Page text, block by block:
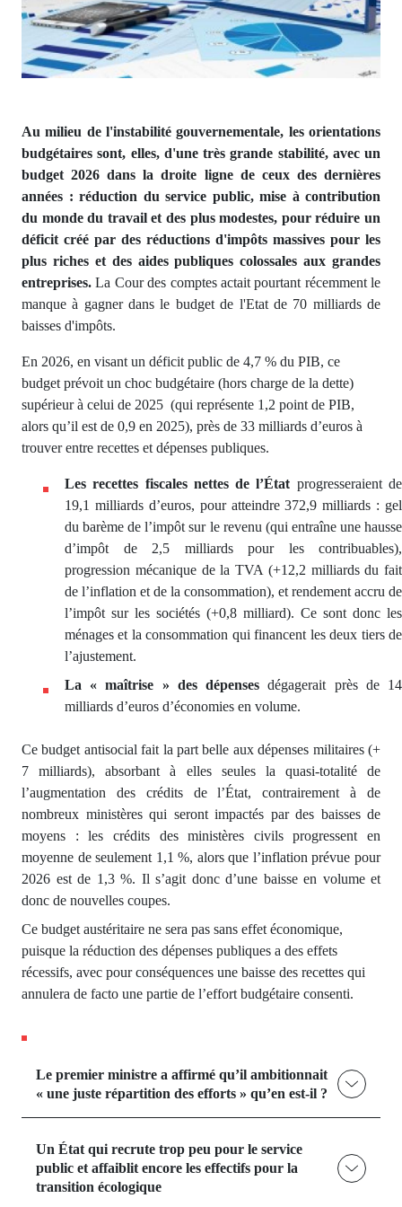
Au milieu de l'instabilité gouvernementale, les orientations
budgétaires sont, elles, d'une très grande stabilité, avec un
budget 2026 dans la droite ligne de ceux des dernières
années : réduction du service public, mise à contribution
du monde du travail et des plus modestes, pour réduire un
déficit créé par des réductions d'impôts massives pour les
plus riches et des aides publiques colossales aux grandes
entreprises. La Cour des comptes actait pourtant récemment le
manque à gagner dans le budget de l'Etat de 70 milliards de
baisses d'impôts.
En 2026, en visant un déficit public de 4,7 % du PIB, ce
budget prévoit un choc budgétaire (hors charge de la dette)
supérieur à celui de 2025 (qui représente 1,2 point de PIB,
alors qu’il est de 0,9 en 2025), près de 33 milliards d’euros à
trouver entre recettes et dépenses publiques.
Les recettes fiscales nettes de l’État progresseraient de
19,1 milliards d’euros, pour atteindre 372,9 milliards : gel
du barème de l’impôt sur le revenu (qui entraîne une hausse
d’impôt de 2,5 milliards pour les contribuables),
progression mécanique de la TVA (+12,2 milliards du fait
de l’inflation et de la consommation), et rendement accru de
l’impôt sur les sociétés (+0,8 milliard). Ce sont donc les
ménages et la consommation qui financent les deux tiers de
l’ajustement.
La « maîtrise » des dépenses dégagerait près de 14
milliards d’euros d’économies en volume.
Ce budget antisocial fait la part belle aux dépenses militaires (+
7 milliards), absorbant à elles seules la quasi-totalité de
l’augmentation des crédits de l’État, contrairement à de
nombreux ministères qui seront impactés par des baisses de
moyens : les crédits des ministères civils progressent en
moyenne de seulement 1,1 %, alors que l’inflation prévue pour
2026 est de 1,3 %. Il s’agit donc d’une baisse en volume et
donc de nouvelles coupes.
Ce budget austéritaire ne sera pas sans effet économique,
puisque la réduction des dépenses publiques a des effets
récessifs, avec pour conséquences une baisse des recettes qui
annulera de facto une partie de l’effort budgétaire consenti.
Le premier ministre a affirmé qu’il ambitionnait
« une juste répartition des efforts » qu’en est-il ?
Un État qui recrute trop peu pour le service
public et affaiblit encore les effectifs pour la
transition écologique